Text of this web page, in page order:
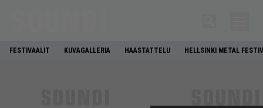
FESTIVAALIT KUVAGALLERIA HAASTATTELU HELLSINKI METAL